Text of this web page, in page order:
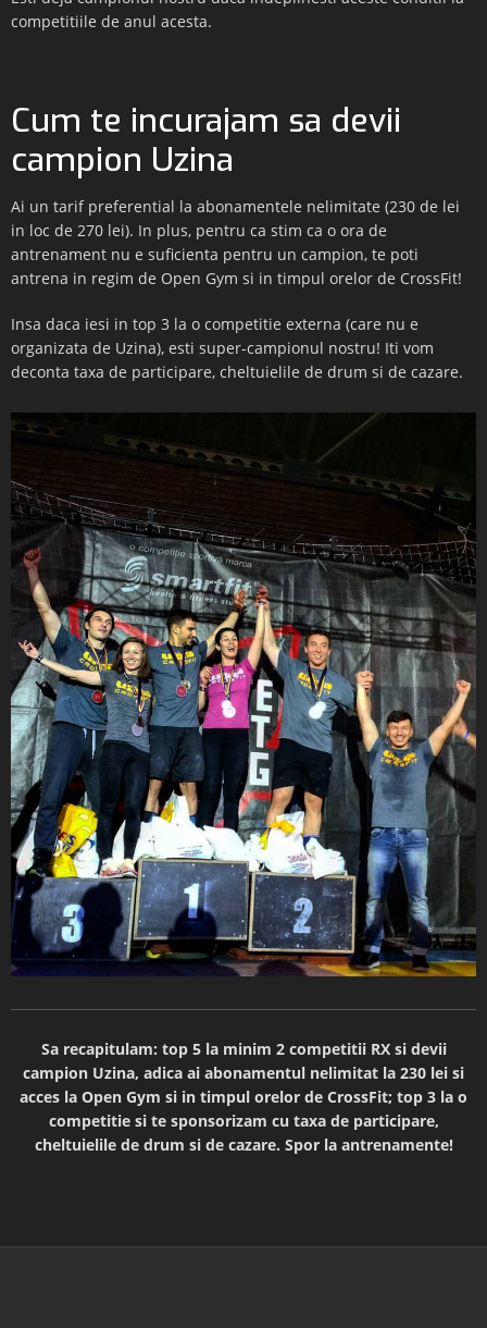
competitiile de anul acesta.
Cum te incurajam sa devii
campion Uzina
Ai un tarif preferential la abonamentele nelimitate (230 de lei
in loc de 270 lei). In plus, pentru ca stim ca o ora de
antrenament nu e suficienta pentru un campion, te poti
antrena in regim de Open Gym si in timpul orelor de CrossFit!
Insa daca iesi in top 3 la o competitie externa (care nu e
organizata de Uzina), esti super-campionul nostru! Iti vom
deconta taxa de participare, cheltuielile de drum si de cazare.
Sa recapitulam: top 5 la minim 2 competitii RX si devii
campion Uzina, adica ai abonamentul nelimitat la 230 lei si
acces la Open Gym si in timpul orelor de CrossFit; top 3 la o
competitie si te sponsorizam cu taxa de participare,
cheltuielile de drum si de cazare. Spor la antrenamente!